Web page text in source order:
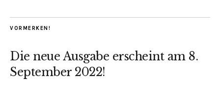
VORMERKEN!
Die neue Ausgabe erscheint am 8.
September 2022!